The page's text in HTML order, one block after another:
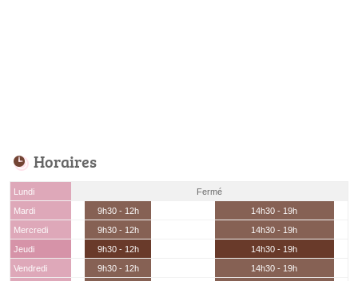
Horaires
Lundi
Fermé
Mardi
9h30 - 12h
14h30 - 19h
Mercredi
9h30 - 12h
14h30 - 19h
Jeudi
9h30 - 12h
14h30 - 19h
Vendredi
9h30 - 12h
14h30 - 19h